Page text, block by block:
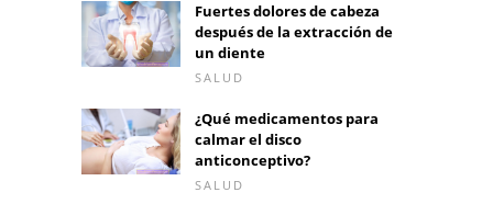
Fuertes dolores de cabeza
después de la extracción de
un diente
SALUD
¿Qué medicamentos para
calmar el disco
anticonceptivo?
SALUD